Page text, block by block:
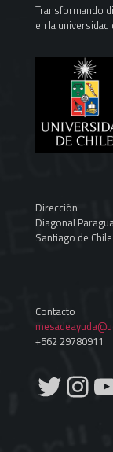
Transformando
en la
Dirección
Diagonal
Santiago de Chile
Contacto
+562 29780911